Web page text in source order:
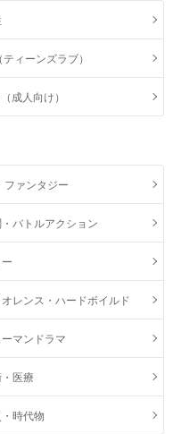
ィーンズラブ）
成人向け）
ファンタジー
バトルアクション
レンス・ハードボイルド
ーマンドラマ
医療
時代物